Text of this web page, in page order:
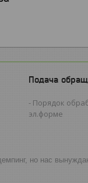
Подача
Порядок
эл.форме
но нас